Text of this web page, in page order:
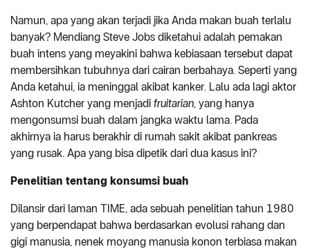
Namun, apa yang akan terjadi jika Anda makan buah terlalu
banyak? Mendiang Steve Jobs diketahui adalah pemakan
buah intens yang meyakini bahwa kebiasaan tersebut dapat
membersihkan tubuhnya dari cairan berbahaya. Seperti yang
Anda ketahui, ia meninggal akibat kanker. Lalu ada lagi aktor
Ashton Kutcher yang menjadi fruitarian, yang hanya
mengonsumsi buah dalam jangka waktu lama. Pada
akhirnya ia harus berakhir di rumah sakit akibat pankreas
yang rusak. Apa yang bisa dipetik dari dua kasus ini?
Penelitian tentang konsumsi buah
Dilansir dari laman TIME, ada sebuah penelitian tahun 1980
yang berpendapat bahwa berdasarkan evolusi rahang dan
gigi manusia, nenek moyang manusia konon terbiasa makan